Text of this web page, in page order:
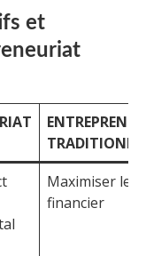
et
Maximiser le
financier